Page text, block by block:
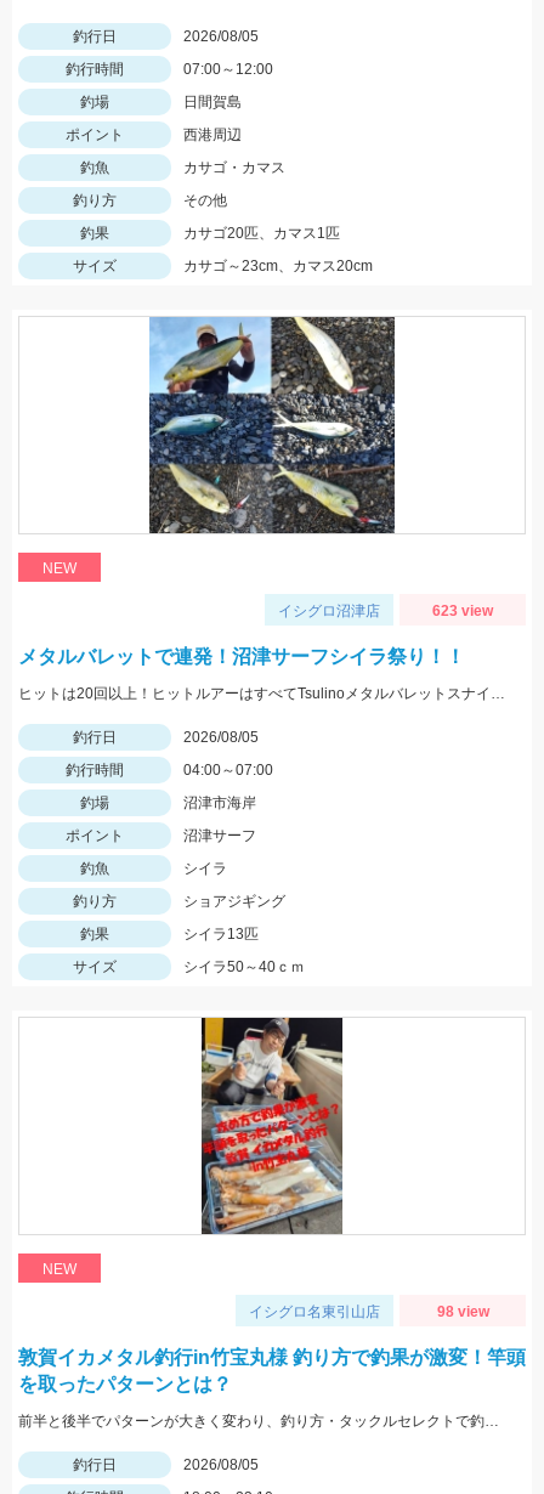
釣行日
2026/08/05
釣行時間
07:00～12:00
釣場
日間賀島
ポイント
西港周辺
釣魚
カサゴ・カマス
釣り方
その他
釣果
カサゴ20匹、カマス1匹
サイズ
カサゴ～23cm、カマス20cm
NEW
イシグロ沼津店 623 view
メタルバレットで連発！沼津サーフシイラ祭り！！
ヒットは20回以上！ヒットルアーはすべてTsulinoメタルバレットスナイパー40ｇでした。
釣行日
2026/08/05
釣行時間
04:00～07:00
釣場
沼津市海岸
ポイント
沼津サーフ
釣魚
シイラ
釣り方
ショアジギング
釣果
シイラ13匹
サイズ
シイラ50～40ｃｍ
NEW
イシグロ名東引山店 98 view
敦賀イカメタル釣行in竹宝丸様 釣り方で釣果が激変！竿頭
を取ったパターンとは？
前半と後半でパターンが大きく変わり、釣り方・タックルセレクトで釣果に差が出た日でした。最近の傾向としてケイムラ系カラーは必須ですので必ず持って行ってください。
釣行日
2026/08/05